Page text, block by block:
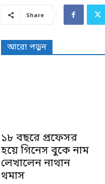
Share
আরো পড়ুন
১৮ বছরে প্রফেসর
হয়ে গিনেস বুকে নাম
লেখালেন নাথান
থমাস